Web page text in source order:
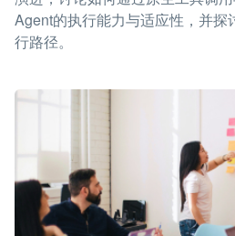
Agent的执行能力与适应性，并探
行路径。